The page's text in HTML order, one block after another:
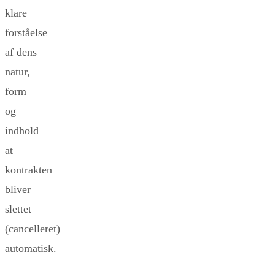
klare
forståelse
af dens
natur,
form
og
indhold
at
kontrakten
bliver
slettet
(cancelleret)
automatisk.